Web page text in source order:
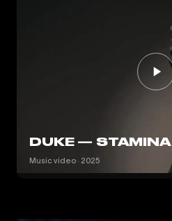
DUKE — STAMINA
Music video · 2025